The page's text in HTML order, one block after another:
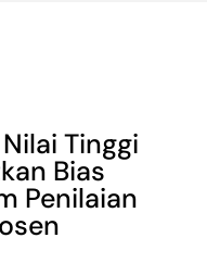
Tinggi
Bias
Penilaian